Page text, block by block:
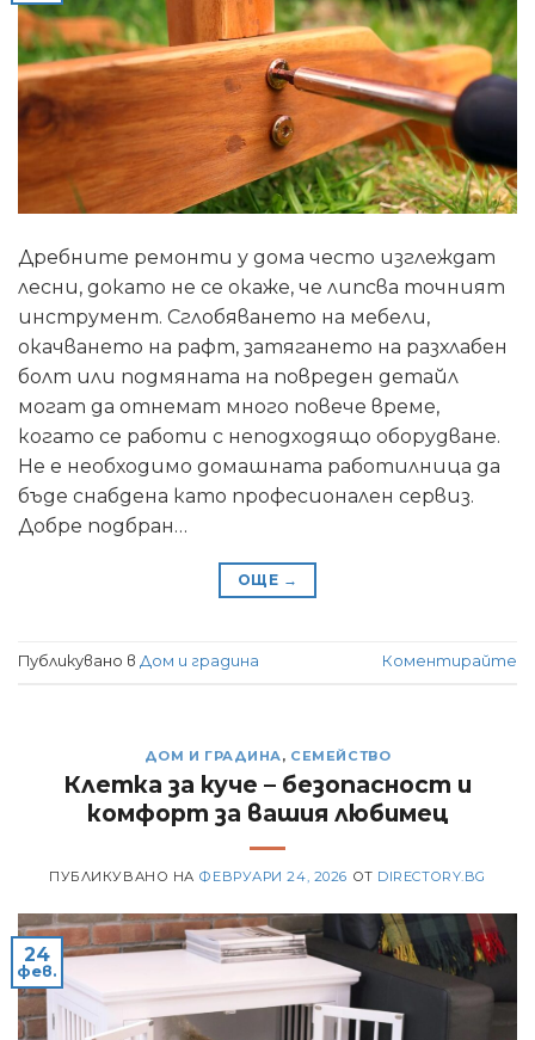
Дребните ремонти у дома често изглеждат
лесни, докато не се окаже, че липсва точният
инструмент. Сглобяването на мебели,
окачването на рафт, затягането на разхлабен
болт или подмяната на повреден детайл
могат да отнемат много повече време,
когато се работи с неподходящо оборудване.
Не е необходимо домашната работилница да
бъде снабдена като професионален сервиз.
Добре подбран…
ОЩЕ →
Публикувано в Дом и градина Коментирайте
ДОМ И ГРАДИНА, СЕМЕЙСТВО
Клетка за куче – безопасност и
комфорт за вашия любимец
ПУБЛИКУВАНО НА ФЕВРУАРИ 24, 2026 ОТ DIRECTORY.BG
24
фев.